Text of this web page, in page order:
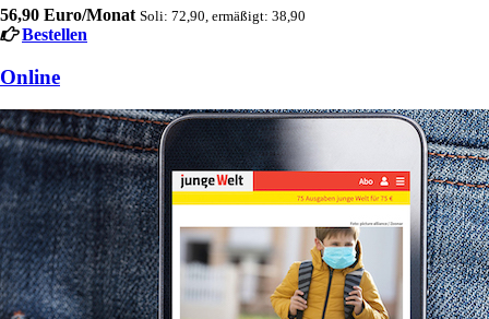
56,90 Euro/Monat Soli: 72,90, ermäßigt: 38,90
Bestellen
Online